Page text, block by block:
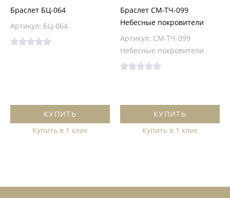
Браслет БЦ-064
Артикул: БЦ-064
КУПИТЬ
Купить в 1 клик
Браслет СМ-ТЧ-099
Небесные покровители
Артикул: СМ-ТЧ-099
Небесные покровители
КУПИТЬ
Купить в 1 клик